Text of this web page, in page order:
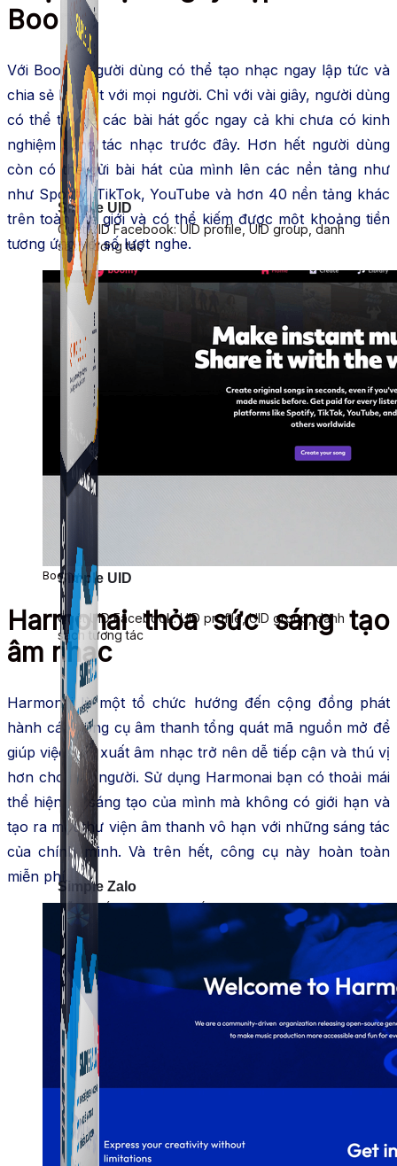
Simple UID
Quét UID Facebook: UID profile, UID group, danh
sách tương tác
Simple Zalo
Hỗ trợ kết bạn, gửi tin nhắn chăm sóc khách hàng trên
Zalo.
Simple UID
Quét UID Facebook: UID profile, UID group, danh
sách tương tác
Boomy
Với Boomy người dùng có thể tạo nhạc ngay lập tức và
chia sẻ bài hát với mọi người. Chỉ với vài giây, người dùng
có thể tạo ra các bài hát gốc ngay cả khi chưa có kinh
nghiệm sáng tác nhạc trước đây. Hơn hết người dùng
còn có thể gửi bài hát của mình lên các nền tảng như
như Spotify, TikTok, YouTube và hơn 40 nền tảng khác
trên toàn thế giới và có thể kiếm được một khoảng tiền
tương ứng với số lượt nghe.
Boomy
Harmonai thỏa sức sáng tạo
âm nhạc
Harmonai là một tổ chức hướng đến cộng đồng phát
hành các công cụ âm thanh tổng quát mã nguồn mở để
giúp việc sản xuất âm nhạc trở nên dễ tiếp cận và thú vị
hơn cho mọi người. Sử dụng Harmonai bạn có thoải mái
thể hiện sự sáng tạo của mình mà không có giới hạn và
tạo ra một thư viện âm thanh vô hạn với những sáng tác
của chính mình. Và trên hết, công cụ này hoàn toàn
miễn phí.